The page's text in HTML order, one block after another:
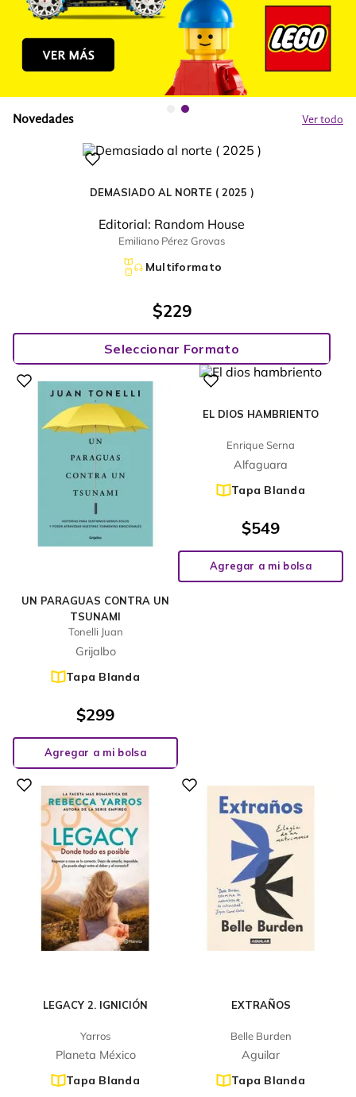
Novedades Ver todo
DEMASIADO AL NORTE ( 2025 )
Editorial: Random House
Emiliano Pérez Grovas
Multiformato
$229
Seleccionar Formato
UN PARAGUAS CONTRA UN
TSUNAMI
Tonelli Juan
Grijalbo
Tapa Blanda
$299
Agregar a mi bolsa
EL DIOS HAMBRIENTO
Enrique Serna
Alfaguara
Tapa Blanda
$549
Agregar a mi bolsa
LEGACY 2. IGNICIÓN
Yarros
Planeta México
Tapa Blanda
EXTRAÑOS
Belle Burden
Aguilar
Tapa Blanda